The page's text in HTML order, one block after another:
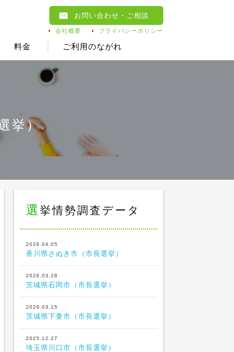
お問い合わせ ・ご相談
会社概要 プライバシーポリシー
料金 ご利用のながれ
挙）
選 挙情勢調査データ
2026.04.05
香川県さぬき市（市長選挙）
2026.03.28
茨城県石岡市（市長選挙）
2026.03.15
茨城県下妻市（市長選挙）
2025.12.27
埼玉県川口市（市長選挙）